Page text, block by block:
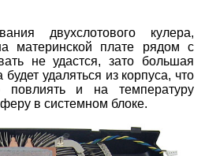
двухслотового кулера,
материнской плате рядом с
не удастся, зато большая
будет удаляться из корпуса, что
повлиять и на температуру
в системном блоке.